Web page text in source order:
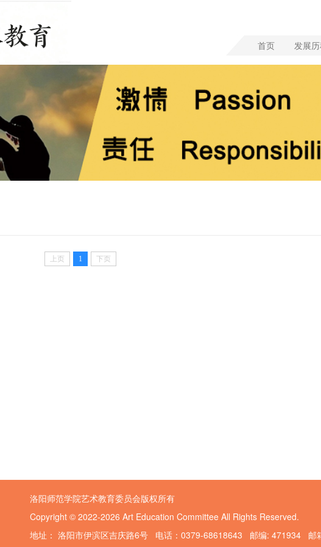
首页 发展
上页 1 下页
洛阳师范学院艺术教育委员会版权所有
Copyright © 2022-2026 Art Education Committee All Rights Reserved.
地址： 洛阳市伊滨区吉庆路6号 电话：0379-68618643 邮编: 471934 邮